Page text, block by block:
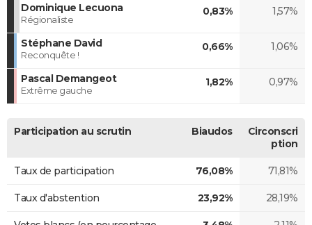
Dominique Lecuona
Régionaliste
0,83% 1,57%
Stéphane David
Reconquête !
0,66% 1,06%
Pascal Demangeot
Extrême gauche
1,82% 0,97%
Participation au scrutin Biaudos
Circonscri
ption
Taux de participation 76,08% 71,81%
Taux d'abstention 23,92% 28,19%